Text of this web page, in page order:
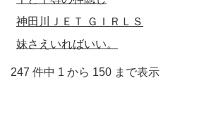
神田川ＪＥＴ ＧＩＲＬＳ
妹さえいればいい。
247 件中 1 から 150 まで表示